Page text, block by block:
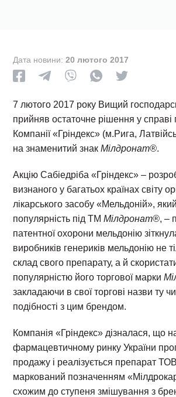
Дата новини:20 лютого 2017
7 лютого 2017 року Вищий
прийняв остаточне рішення у справі
Компанії «Гріндекс» (м.Рига,
на знаменитий знакМілдронат®.
Акцію Сабіедріба «Гріндекс» –
визнаного у багатьох країнах світу
лікарського засобу «Мельдоній»,
популярність під ТММілдронат®, –
патентної охорони мельдонію
виробників генериків мельдонію не
склад свого препарату, а й
популярністю його торгової марки
закладаючи в свої торгові назви ту
подібності з цим брендом.
Компанія «Гріндекс» дізналася, що
фармацевтичному ринку України
продажу і реалізується препарат
маркований позначенням
схожим до ступеня змішування з